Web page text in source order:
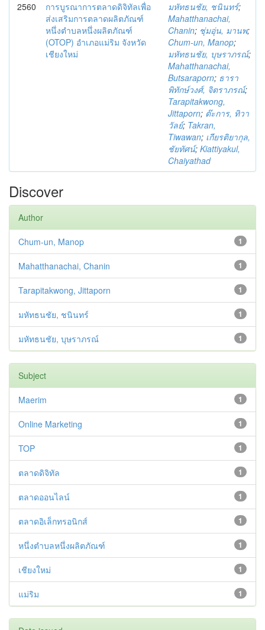
2560
การบูรณาการตลาดดิจิทัลเพื่อ
ส่งเสริมการตลาดผลิตภัณฑ์
หนึ่งตำบลหนึ่งผลิตภัณฑ์
(OTOP) อำเภอแม่ริม จังหวัด
เชียงใหม่
มหัทธนชัย, ชนินทร์;
Mahatthanachai,
Chanin; ชุ่มอุ่น, มานพ;
Chum-un, Manop;
มหัทธนชัย, บุษราภรณ์;
Mahatthanachai,
Butsaraporn; ธารา
พิทักษ์วงศ์, จิตราภรณ์;
Tarapitakwong,
Jittaporn; ต๊ะการ, ทิวา
วัลย์; Takran,
Tiwawan; เกียรติยากุล,
ชัยทัศน์; Kiattiyakul,
Chaiyathad
Discover
Author
1
Chum-un, Manop
1
Mahatthanachai, Chanin
1
Tarapitakwong, Jittaporn
1
มหัทธนชัย, ชนินทร์
1
มหัทธนชัย, บุษราภรณ์
Subject
1
Maerim
1
Online Marketing
1
TOP
1
ตลาดดิจิทัล
1
ตลาดออนไลน์
1
ตลาดอิเล็กทรอนิกส์
1
หนึ่งตำบลหนึ่งผลิตภัณฑ์
1
เชียงใหม่
1
แม่ริม